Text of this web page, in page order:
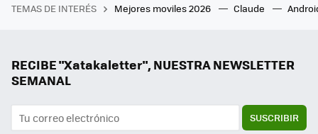
TEMAS DE INTERÉS Mejores moviles 2026 Claude
RECIBE "Xatakaletter", NUESTRA NEWSLETTER
SEMANAL
SUSCRIBIR